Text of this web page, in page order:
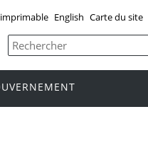
English Carte du site